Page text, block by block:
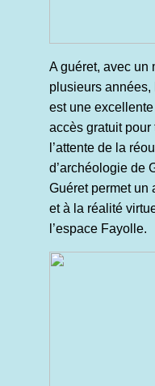
A guéret, avec un
plusieurs années,
est une
accès gratuit
l’attente de la
d’archéologie de
Guéret permet un
et à la réalité
l’espace Fayolle.